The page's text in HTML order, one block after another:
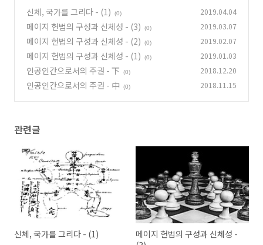
신체, 국가를 그리다 - (1)
(0) 2019.04.04
메이지 헌법의 구성과 신체성 - (3) (0) 2019.03.07
메이지 헌법의 구성과 신체성 - (2) (0) 2019.02.07
메이지 헌법의 구성과 신체성 - (1) (0) 2019.01.03
인공인간으로서의 주권 - 下 (0) 2018.12.20
인공인간으로서의 주권 - 中 (0) 2018.11.15
관련글
신체, 국가를 그리다 - (1)
메이지 헌법의 구성과 신체성 -